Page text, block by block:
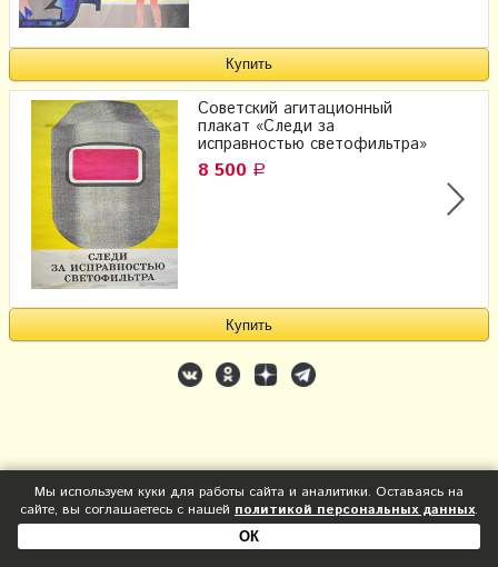
Советский агитационный
плакат «Следи за
исправностью светофильтра»
8 500 Р
Мы используем куки для работы сайта и аналитики. Оставаясь на
сайте, вы соглашаетесь с нашей политикой персональных данных.
ОК